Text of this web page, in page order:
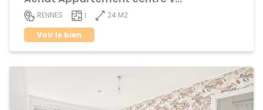
RENNES 1
24 M2
Voir le bien